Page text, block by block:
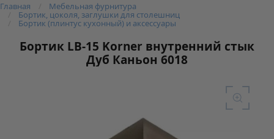
Главная Мебельная фурнитура
Бортик, цоколя, заглушки для столешниц
Бортик (плинтус кухонный) и аксессуары
Бортик LB-15 Korner внутренний стык
Дуб Каньон 6018